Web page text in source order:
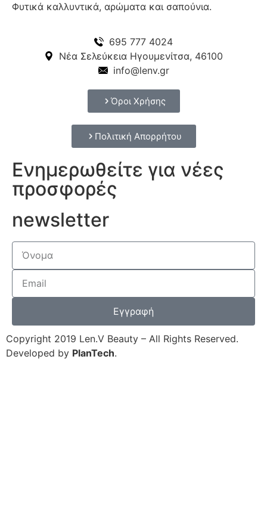
Φυτικά καλλυντικά, αρώματα και σαπούνια.
695 777 4024
Νέα Σελεύκεια Ηγουμενίτσα, 46100
info@lenv.gr
Όροι Χρήσης
Πολιτική Απορρήτου
Ενημερωθείτε για νέες
προσφορές
newsletter
Εγγραφή
Copyright 2019 Len.V Beauty – All Rights Reserved.
Developed by PlanTech.